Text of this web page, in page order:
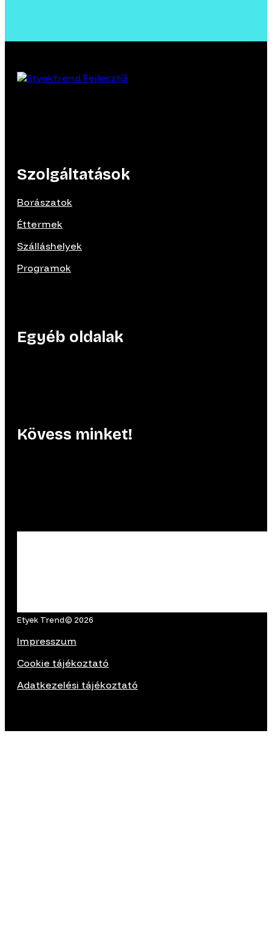
Szolgáltatások
Borászatok
Éttermek
Szálláshelyek
Programok
Egyéb oldalak
Kövess minket!
Etyek Trend© 2026
Impresszum
Cookie tájékoztató
Adatkezelési tájékoztató